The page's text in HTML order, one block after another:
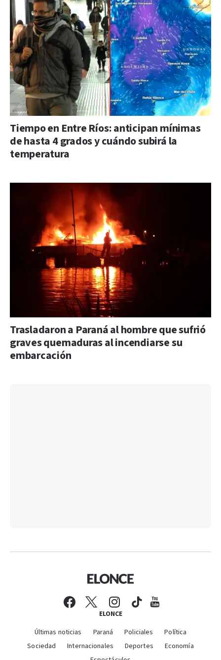
Tiempo en Entre Ríos: anticipan mínimas
de hasta 4 grados y cuándo subirá la
temperatura
Trasladaron a Paraná al hombre que sufrió
graves quemaduras al incendiarse su
embarcación
ELONCE
Últimas noticias Paraná Policiales
Política
Sociedad
Internacionales Deportes
Economía